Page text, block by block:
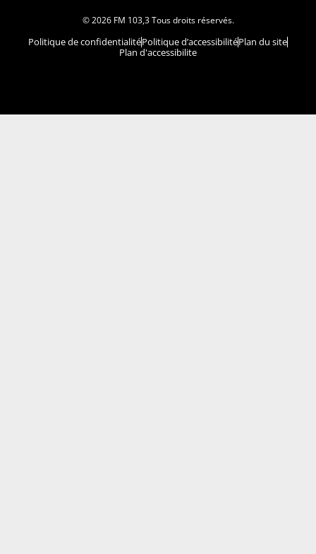
© 2026 FM 103,3 Tous droits réservés.
Politique de confidentialitéPolitique d’accessibilitéPlan du site
Plan d'accessibilite